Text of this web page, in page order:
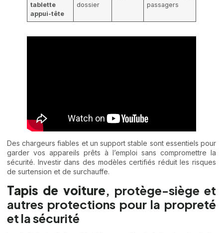
tablette
appui-tête
dossier
passagers
Des chargeurs fiables et un support stable sont essentiels pour
garder vos appareils prêts à l’emploi sans compromettre la
sécurité. Investir dans des modèles certifiés réduit les risques
de surtension et de surchauffe.
Tapis de voiture, protège-siège et
autres protections pour la propreté
et la sécurité